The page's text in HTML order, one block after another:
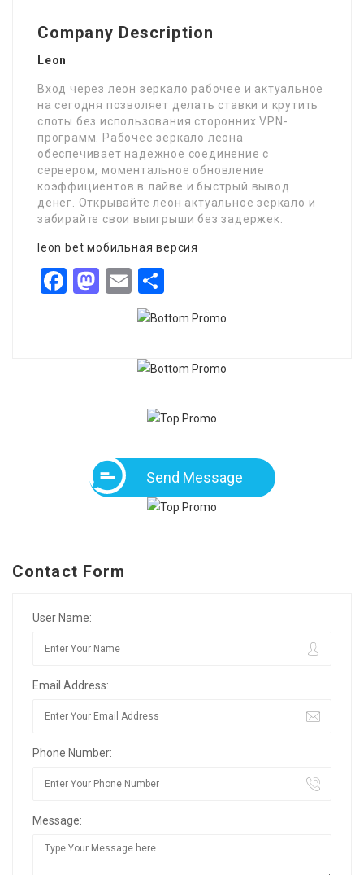
Company Description
Leon
Вход через леон зеркало рабочее и актуальное
на сегодня позволяет делать ставки и крутить
слоты без использования сторонних VPN-
программ. Рабочее зеркало леона
обеспечивает надежное соединение с
сервером, моментальное обновление
коэффициентов в лайве и быстрый вывод
денег. Открывайте леон актуальное зеркало и
забирайте свои выигрыши без задержек.
leon bet мобильная версия
Facebook
Mastodon
Email
Send Message
Contact Form
User Name:
Email Address:
Phone Number:
Message: